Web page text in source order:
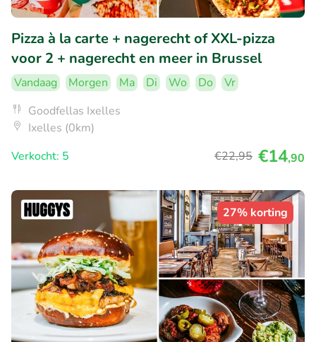
Pizza à la carte + nagerecht of XXL-pizza
voor 2 + nagerecht en meer in Brussel
Vandaag Morgen Ma Di Wo Do
Vr
Goodfellas Ixelles
Ixelles (0km)
Verkocht: 5
€22,95 €14,90
27% korting